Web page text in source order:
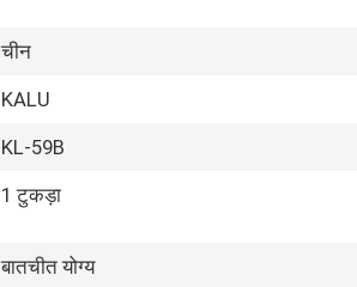
चीन
KALU
KL-59B
1 टुकड़ा
बातचीत योग्य